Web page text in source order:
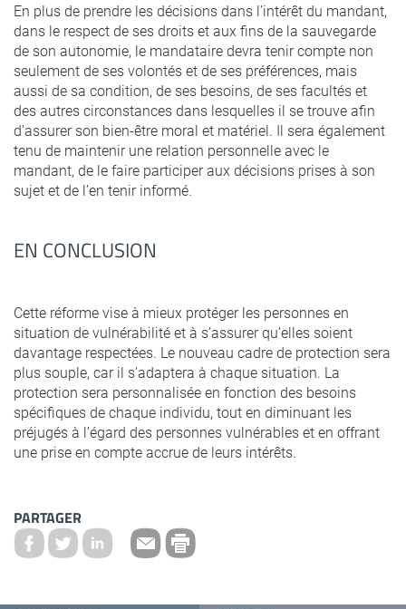
En plus de prendre les décisions dans l’intérêt du mandant,
dans le respect de ses droits et aux fins de la sauvegarde
de son autonomie, le mandataire devra tenir compte non
seulement de ses volontés et de ses préférences, mais
aussi de sa condition, de ses besoins, de ses facultés et
des autres circonstances dans lesquelles il se trouve afin
d’assurer son bien-être moral et matériel. Il sera également
tenu de maintenir une relation personnelle avec le
mandant, de le faire participer aux décisions prises à son
sujet et de l’en tenir informé.
EN CONCLUSION
Cette réforme vise à mieux protéger les personnes en
situation de vulnérabilité et à s’assurer qu’elles soient
davantage respectées. Le nouveau cadre de protection sera
plus souple, car il s’adaptera à chaque situation. La
protection sera personnalisée en fonction des besoins
spécifiques de chaque individu, tout en diminuant les
préjugés à l’égard des personnes vulnérables et en offrant
une prise en compte accrue de leurs intérêts.
PARTAGER